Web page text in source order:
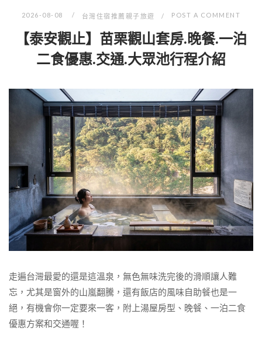
2026-08-08 台灣住宿推薦親子旅遊 POST A COMMENT
【泰安觀止】苗栗觀山套房.晚餐.一泊
二食優惠.交通.大眾池行程介紹
走遍台灣最愛的還是這溫泉，無色無味洗完後的滑順讓人難
忘，尤其是窗外的山嵐翻騰，還有飯店的風味自助餐也是一
絕，有機會你一定要來一客，附上湯屋房型、晚餐、一泊二食
優惠方案和交通喔！